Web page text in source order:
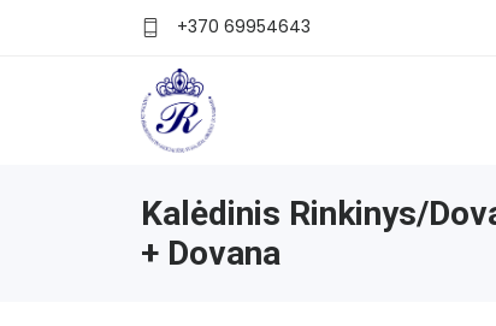
+370 69954643
Kalėdinis Rinkinys/
+ Dovana